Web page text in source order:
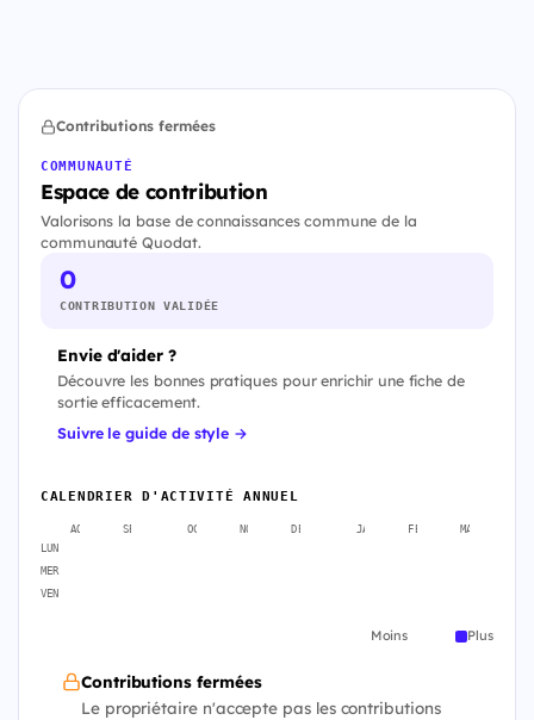
Contributions fermées
COMMUNAUTÉ
Espace de contribution
Valorisons la base de connaissances commune de la
communauté Quodat.
0
CONTRIBUTION VALIDÉE
Envie d'aider ?
Découvre les bonnes pratiques pour enrichir une fiche de
sortie efficacement.
Suivre le guide de style →
CALENDRIER D'ACTIVITÉ ANNUEL
AOÛT SEPT. OCT. NOV. DÉC. JANV. FÉVR. MARS
LUN
MER
VEN
Moins Plus
Contributions fermées
Le propriétaire n'accepte pas les contributions